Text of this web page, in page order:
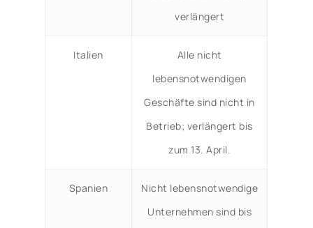
verlängert
Italien
Alle nicht
lebensnotwendigen
Geschäfte sind nicht in
Betrieb; verlängert bis
zum 13. April.
Spanien
Nicht lebensnotwendige
Unternehmen sind bis